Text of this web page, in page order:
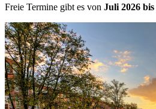
Freie Termine gibt es von Juli 2026 bis